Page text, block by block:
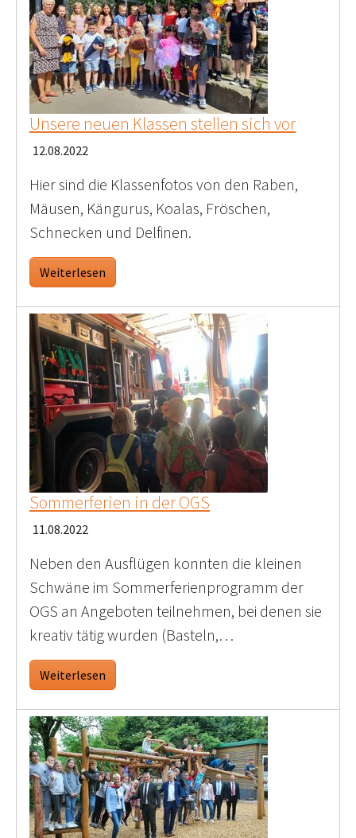
Unsere neuen Klassen stellen sich vor
12.08.2022
Hier sind die Klassenfotos von den Raben,
Mäusen, Kängurus, Koalas, Fröschen,
Schnecken und Delfinen.
Weiterlesen
Sommerferien in der OGS
11.08.2022
Neben den Ausflügen konnten die kleinen
Schwäne im Sommerferienprogramm der
OGS an Angeboten teilnehmen, bei denen sie
kreativ tätig wurden (Basteln,…
Weiterlesen